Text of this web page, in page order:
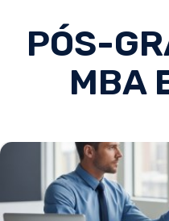
PÓS-
MBA